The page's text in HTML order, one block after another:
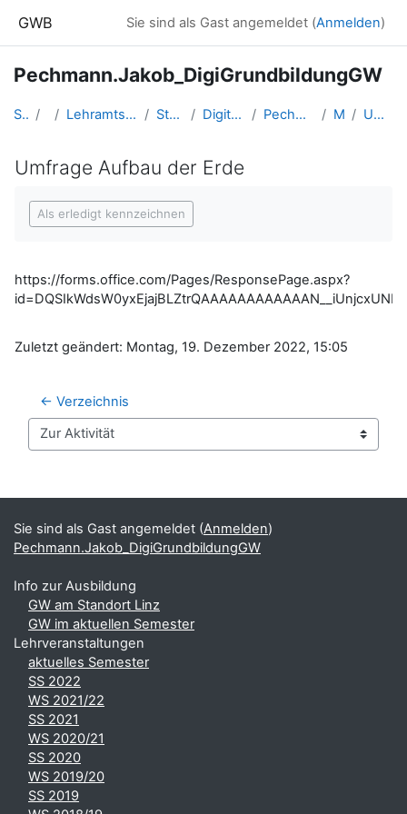
GWB Sie sind als Gast angemeldet (Anmelden)
Pechmann.Jakob_DigiGrundbildungGW
Startseite Kurse Lehramtsausbildung GW im Cluster Österreich Mitte Studentische Lernkurse Digitale Grundbildung - WS 2022 Pechmann.Jakob_DigiGrundbildungGW MS_Umfrage Umfrage Aufbau der Erde
Umfrage Aufbau der Erde
Als erledigt kennzeichnen
https://forms.office.com/Pages/ResponsePage.aspx?
Zuletzt geändert: Montag, 19. Dezember 2022, 15:05
← Verzeichnis
Zur Aktivität
Ergänzungsblöcke
Sie sind als Gast angemeldet (Anmelden)
Pechmann.Jakob_DigiGrundbildungGW
Info zur Ausbildung
GW am Standort Linz
GW im aktuellen Semester
Lehrveranstaltungen
aktuelles Semester
SS 2022
WS 2021/22
SS 2021
WS 2020/21
SS 2020
WS 2019/20
SS 2019